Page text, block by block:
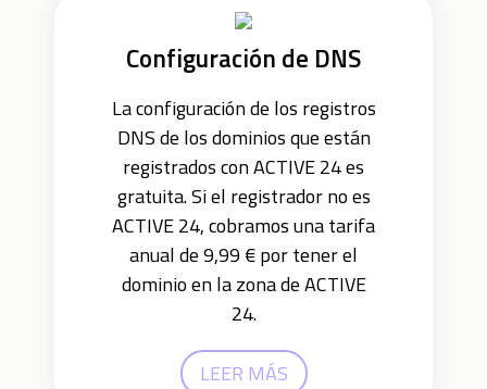
Configuración de DNS
La configuración de los registros
DNS de los dominios que están
registrados con ACTIVE 24 es
gratuita. Si el registrador no es
ACTIVE 24, cobramos una tarifa
anual de 9,99 € por tener el
dominio en la zona de ACTIVE
24.
LEER MÁS